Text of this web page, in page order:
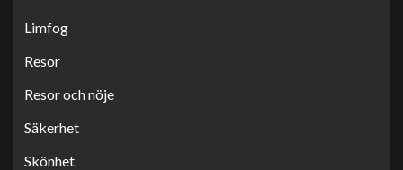
Limfog
Resor
Resor och nöje
Säkerhet
Skönhet